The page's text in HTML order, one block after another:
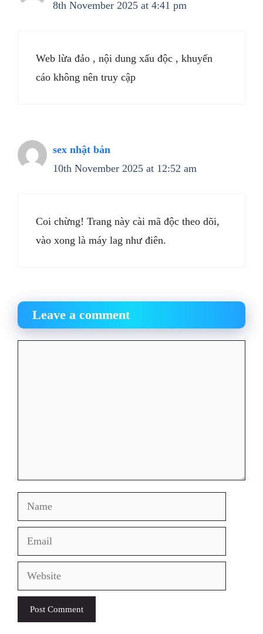
8th November 2025 at 4:41 pm
Web lừa đảo , nội dung xấu độc , khuyến
cáo không nên truy cập
sex nhật bản
10th November 2025 at 12:52 am
Coi chừng! Trang này cài mã độc theo dõi,
vào xong là máy lag như điên.
Leave a comment
Name
Email
Website